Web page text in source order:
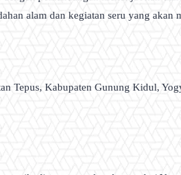
alam dan kegiatan seru yang akan
Tepus, Kabupaten Gunung Kidul,